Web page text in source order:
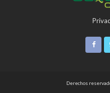
Derechos